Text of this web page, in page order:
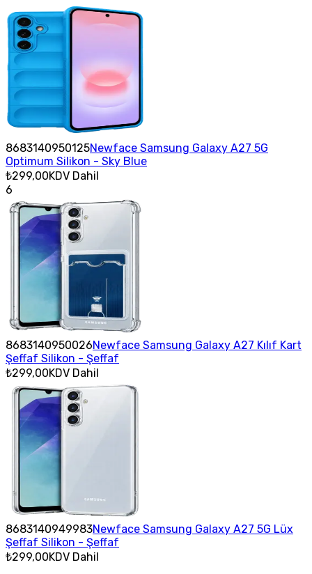
8683140950125Newface Samsung Galaxy A27 5G
Optimum Silikon - Sky Blue
₺299,00KDV Dahil
6
8683140950026Newface Samsung Galaxy A27 Kılıf Kart
Şeffaf Silikon - Şeffaf
₺299,00KDV Dahil
8683140949983Newface Samsung Galaxy A27 5G Lüx
Şeffaf Silikon - Şeffaf
₺299,00KDV Dahil